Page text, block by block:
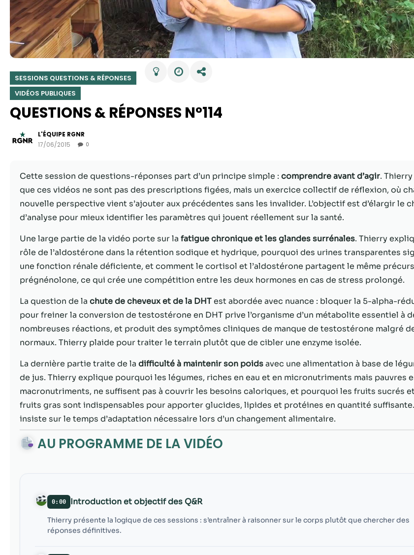
SESSIONS QUESTIONS & RÉPONSES
VIDÉOS PUBLIQUES
QUESTIONS & RÉPONSES N°114
L'ÉQUIPE RGNR
17/06/2015
0
Cette session de questions-réponses part d’un principe simple : comprendre avant d’agir.
que ces vidéos ne sont pas des prescriptions figées, mais un exercice collectif de réflexion, où
nouvelle perspective vient s’ajouter aux précédentes sans les invalider. L’objectif est d’élargir le
d’analyse pour mieux identifier les paramètres qui jouent réellement sur la santé.
Une large partie de la vidéo porte sur la fatigue chronique et les glandes surrénales. Thierry
rôle de l’aldostérone dans la rétention sodique et hydrique, pourquoi des urines transparentes
une fonction rénale déficiente, et comment le cortisol et l’aldostérone partagent le même
prégnénolone, ce qui crée une compétition entre les deux hormones en cas de stress prolongé.
La question de la chute de cheveux et de la DHTest abordée avec nuance : bloquer la 5-alpha-
pour freiner la conversion de testostérone en DHT prive l’organisme d’un métabolite essentiel à
nombreuses réactions, et produit des symptômes cliniques de manque de testostérone malgré
normaux. Thierry plaide pour traiter le terrain plutôt que de cibler une enzyme isolée.
La dernière partie traite de la difficulté à maintenir son poidsavec une alimentation à base de
de jus. Thierry explique pourquoi les légumes, riches en eau et en micronutriments mais pauvres
macronutriments, ne suffisent pas à couvrir les besoins caloriques, et pourquoi les fruits sucrés
fruits gras sont indispensables pour apporter glucides, lipides et protéines en quantité
insiste sur le temps d’adaptation nécessaire lors d’un changement alimentaire.
AU PROGRAMME DE LA VIDÉO
0:00 Introduction et objectif des Q&R
Thierry présente la logique de ces sessions : s’entraîner à raisonner sur le corps plutôt que chercher des
réponses définitives.
Nécessaire
Ces cookies ne
sont pas
facultatifs. Ils
sont
et la structure
du site Web,
en fonction
de la façon
utilisé.
Experience
Afin que notre
fonctionne
aussi bien que
possible lors
de votre visite.
Si vous refusez
certaines
fonctionnalités
disparaîtront
du site Web.
Marketing
chances de